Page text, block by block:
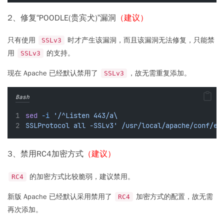
2、修复“POODLE(贵宾犬)”漏洞 （建议）
只有使用 SSLv3
时才产生该漏洞，而且该漏洞无法修复，只能禁
用
SSLv3 的支持。
现在 Apache 已经默认禁用了 SSLv3 ，故无需重复添加。
Bash
sed -i
'/^Listen 443/a\
SSLProtocol all -SSLv3'
/usr/local/apache/conf/
3、禁用RC4加密方式 （建议）
RC4 的加密方式比较脆弱，建议禁用。
新版 Apache 已经默认采用禁用了 RC4
加密方式的配置，故无需
再次添加。